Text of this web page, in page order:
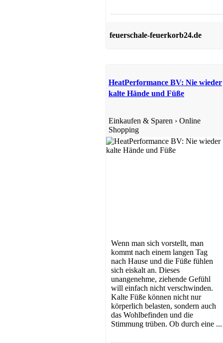
feuerschale-feuerkorb24.de
HeatPerformance BV: Nie wieder
kalte Hände und Füße
Einkaufen & Sparen › Online
Shopping
Wenn man sich vorstellt, man
kommt nach einem langen Tag
nach Hause und die Füße fühlen
sich eiskalt an. Dieses
unangenehme, ziehende Gefühl
will einfach nicht verschwinden.
Kalte Füße können nicht nur
körperlich belasten, sondern auch
das Wohlbefinden und die
Stimmung trüben. Ob durch eine ...